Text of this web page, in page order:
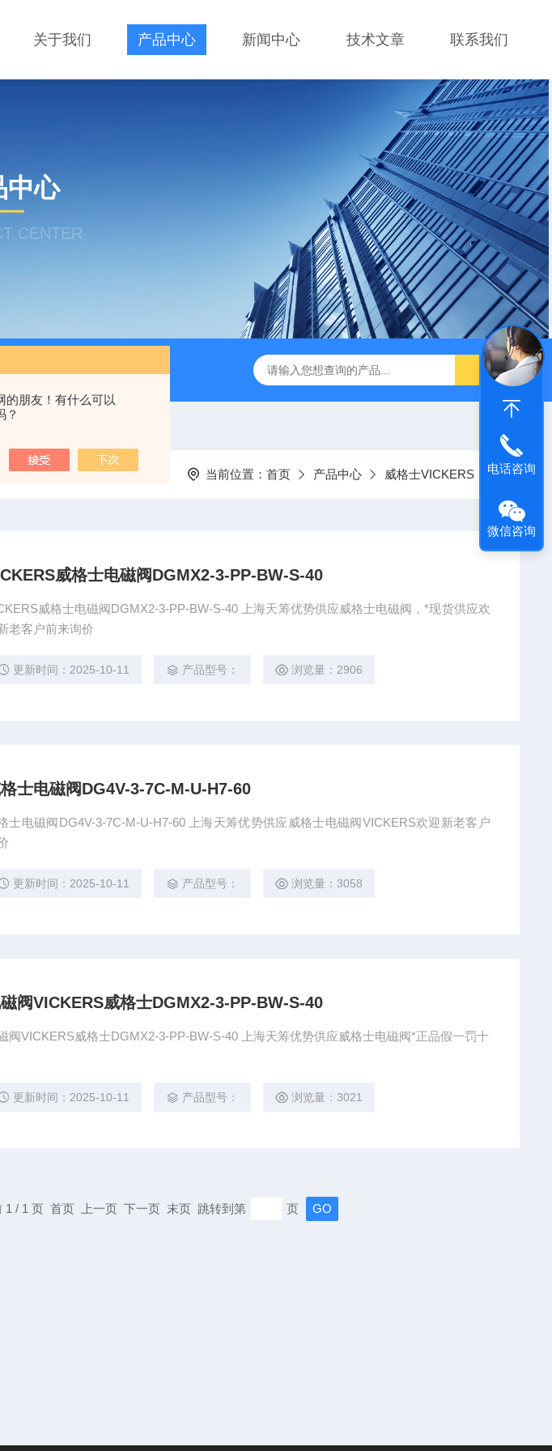
的朋友！有什么可以
？
关于我们 产品中心 新闻中心 技术文章 联系我们
中心
CENTER
AVL-20-25-S6德国FESTO气动 ORIENTALMOTOR东方马达
当前位置： 首页 产品中心 威格士VICKERS
威格士电磁阀DGMX2-3-PP-BW-S-40
威格士电磁阀DGMX2-3-PP-BW-S-40 上海天筹优势供应威格士电磁阀，*现货供应欢
老客户前来询价
更新时间：2025-10-11 产品型号： 浏览量：2906
士电磁阀DG4V-3-7C-M-U-H7-60
士电磁阀DG4V-3-7C-M-U-H7-60 上海天筹优势供应威格士电磁阀VICKERS欢迎新老客户
更新时间：2025-10-11 产品型号： 浏览量：3058
阀VICKERS威格士DGMX2-3-PP-BW-S-40
阀VICKERS威格士DGMX2-3-PP-BW-S-40 上海天筹优势供应威格士电磁阀*正品假一罚十
更新时间：2025-10-11 产品型号： 浏览量：3021
1 / 1 页 首页 上一页 下一页 末页 跳转到第 页
电话咨询
微信咨询